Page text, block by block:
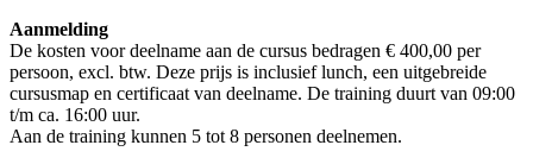
Aanmelding
De kosten voor deelname aan de cursus bedragen € 400,00 per
persoon, excl. btw. Deze prijs is inclusief lunch, een uitgebreide
cursusmap en certificaat van deelname. De training duurt van 09:00
t/m ca. 16:00 uur.
Aan de training kunnen 5 tot 8 personen deelnemen.